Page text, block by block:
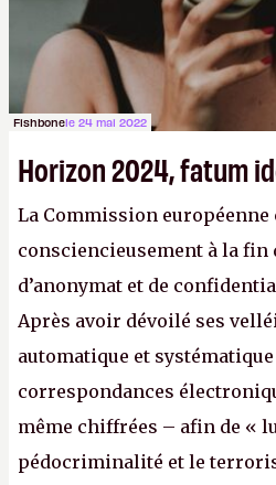
Fishbonele 24 mai 2022
Horizon 2024, fatum
La Commission
consciencieusement à la fin
d’anonymat et de
Après avoir dévoilé ses
automatique et
correspondances
même chiffrées – afin de «
pédocriminalité et le